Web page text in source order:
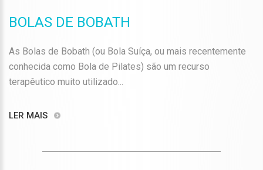
BOLAS DE BOBATH
As Bolas de Bobath (ou Bola Suíça, ou mais recentemente
conhecida como Bola de Pilates) são um recurso
terapêutico muito utilizado...
LER MAIS